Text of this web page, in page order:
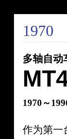
1970
多轴自动
1970～
作为第一